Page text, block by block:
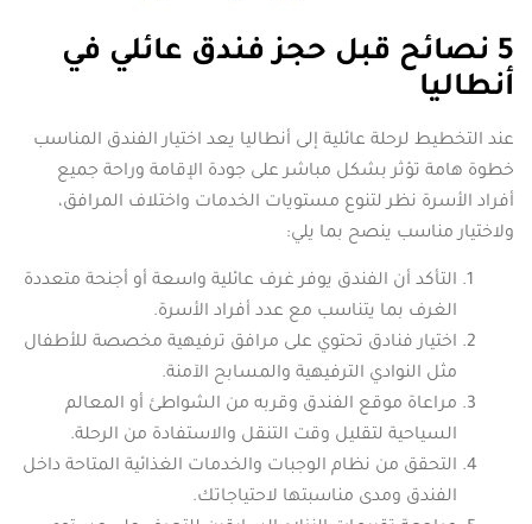
5 نصائح قبل حجز فندق عائلي في
أنطاليا
عند التخطيط لرحلة عائلية إلى أنطاليا يعد اختيار الفندق المناسب
خطوة هامة تؤثر بشكل مباشر على جودة الإقامة وراحة جميع
أفراد الأسرة نظر لتنوع مستويات الخدمات واختلاف المرافق،
ولاختيار مناسب ينصح بما يلي:
التأكد أن الفندق يوفر غرف عائلية واسعة أو أجنحة متعددة
الغرف بما يتناسب مع عدد أفراد الأسرة.
اختيار فنادق تحتوي على مرافق ترفيهية مخصصة للأطفال
مثل النوادي الترفيهية والمسابح الآمنة.
مراعاة موقع الفندق وقربه من الشواطئ أو المعالم
السياحية لتقليل وقت التنقل والاستفادة من الرحلة.
التحقق من نظام الوجبات والخدمات الغذائية المتاحة داخل
الفندق ومدى مناسبتها لاحتياجاتك.